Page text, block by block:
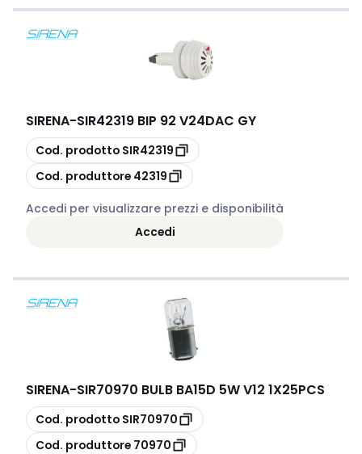
SIRENA-SIR42319 BIP 92 V24DAC GY
copia
Cod. prodotto SIR42319
copia
Cod. produttore 42319
Accedi per visualizzare prezzi e disponibilità
Accedi
SIRENA-SIR70970 BULB BA15D 5W V12 1X25PCS
copia
Cod. prodotto SIR70970
copia
Cod. produttore 70970